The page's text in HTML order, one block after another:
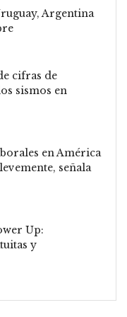
Argentina
cifras de
sismos en
en América
señala
Up:
y